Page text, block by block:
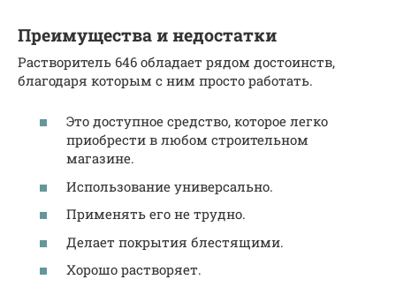
Преимущества и недостатки
Растворитель 646 обладает рядом достоинств,
благодаря которым с ним просто работать.
Это доступное средство, которое легко
приобрести в любом строительном
магазине.
Использование универсально.
Применять его не трудно.
Делает покрытия блестящими.
Хорошо растворяет.